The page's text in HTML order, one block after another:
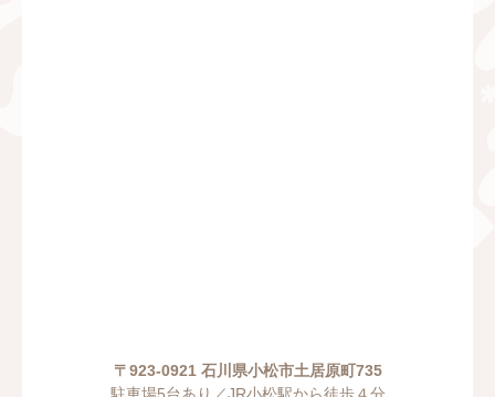
〒923-0921 石川県小松市土居原町735